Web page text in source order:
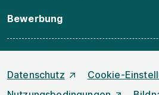
Bewerbung
Datenschutz
Cookie-